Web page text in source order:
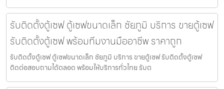
รับติดตั้งตู้เซฟ ตู้เซฟขนาดเล็ก ชัยภูมิ บริการ ขายตู้เซฟ
รับติดตั้งตู้เซฟ พร้อมทีมงานมืออาชีพ ราคาถูก
รับติดตั้งตู้เซฟ ตู้เซฟขนาดเล็ก ชัยภูมิ บริการ ขายตู้เซฟ รับติดตั้งตู้เซฟ
ติดต่อสอบถามได้ตลอด พร้อมให้บริการทั่วไทย รับต